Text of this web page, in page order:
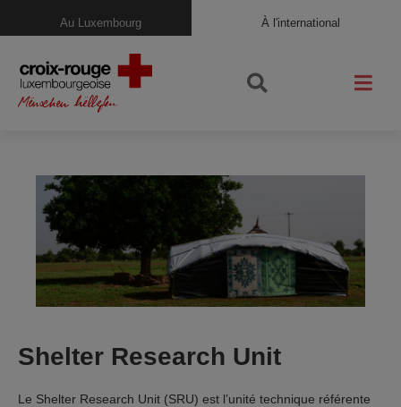
Au Luxembourg À l'international
Shelter Research Unit
Le Shelter Research Unit (SRU) est l’unité technique référente